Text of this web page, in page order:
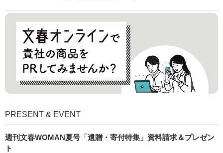
PRESENT & EVENT
週刊文春WOMAN夏号「遺贈・寄付特集」資料請求＆プレゼン
ト